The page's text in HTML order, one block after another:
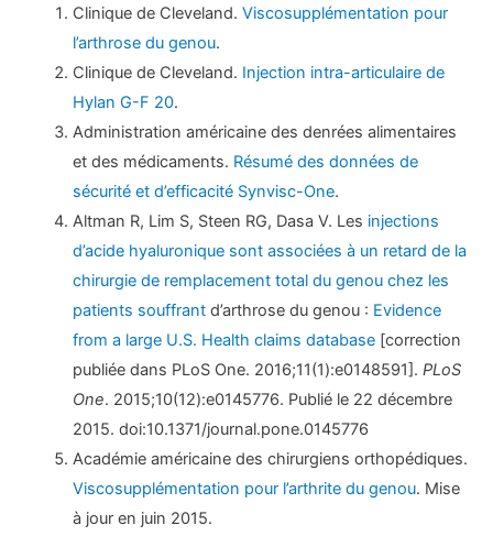
Clinique de Cleveland.Viscosupplémentation pour
l’arthrose du genou.
Clinique de Cleveland. Injection intra-articulaire de
Hylan G-F 20.
Administration américaine des denrées alimentaires
et des médicaments. Résumé des données de
sécurité et d’efficacité Synvisc-One.
Altman R, Lim S, Steen RG, Dasa V. Les injections
d’acide hyaluronique sont associées à un retard de la
chirurgie de remplacement total du genou chez les
patients souffrant d’arthrose du genou : Evidence
from a large U.S. Health claims database [correction
publiée dans PLoS One. 2016;11(1):e0148591].PLoS
One. 2015;10(12):e0145776. Publié le 22 décembre
2015. doi:10.1371/journal.pone.0145776
Académie américaine des chirurgiens orthopédiques.
Viscosupplémentation pour l’arthrite du genou. Mise
à jour en juin 2015.